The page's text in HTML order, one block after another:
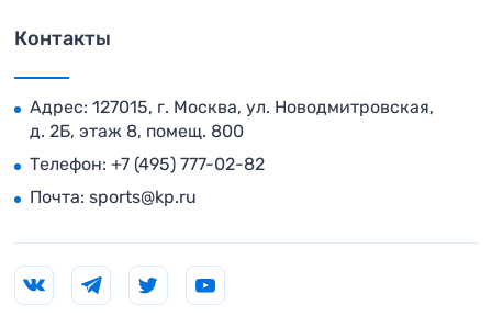
Контакты
Адрес: 127015, г. Москва, ул. Новодмитровская,
д. 2Б, этаж 8, помещ. 800
Телефон: +7 (495) 777-02-82
Почта: sports@kp.ru